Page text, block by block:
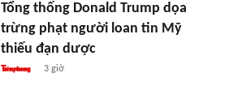
Tổng thống Donald Trump dọa
trừng phạt người loan tin Mỹ
thiếu đạn dược
3 giờ